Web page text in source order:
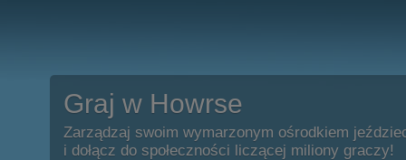
Graj w Howrse
Zarządzaj swoim wymarzonym ośrodkiem
i dołącz do społeczności liczącej miliony graczy!